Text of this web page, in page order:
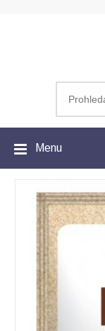
Menu